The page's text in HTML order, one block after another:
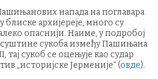
напада на поглавара
архијереје, много су
опаснији. Наиме, у подробој
сукоба између Пашињана
тај сукоб се оцењује као судар
„историјске Јерменије“ (овде).